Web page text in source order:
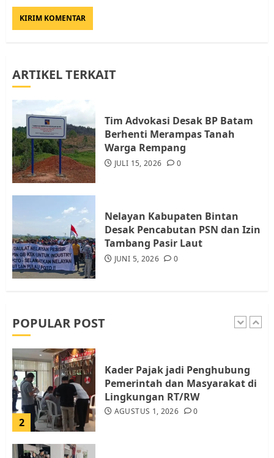
ARTIKEL TERKAIT
Tim Advokasi Desak BP Batam
Berhenti Merampas Tanah
Warga Rempang
JULI 15, 2026 0
Nelayan Kabupaten Bintan
Desak Pencabutan PSN dan Izin
Tambang Pasir Laut
JUNI 5, 2026 0
POPULAR POST
4
Warga Rempang Ajukan
Resahkan Warga
JULI 17, 2026 0
5
JULI 15, 2026 0
1
2
Kader Pajak jadi Penghubung
Pemerintah dan Masyarakat di
Lingkungan RT/RW
AGUSTUS 1, 2026 0